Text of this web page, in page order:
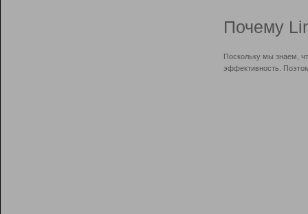
Почему
Поскольку мы знаем,
эффективность.